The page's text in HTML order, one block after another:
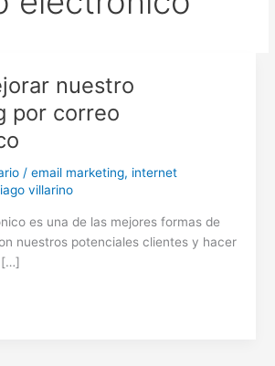
nuestro
por correo
/ email marketing, internet
villarino
es una de las mejores formas de
nuestros potenciales clientes y hacer
[…]